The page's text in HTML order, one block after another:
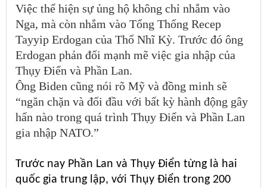
Việc thể hiện sự ủng hộ không chỉ nhắm vào
Nga, mà còn nhắm vào Tổng Thống Recep
Tayyip Erdogan của Thổ Nhĩ Kỳ. Trước đó ông
Erdogan phản đối mạnh mẽ việc gia nhập của
Thụy Điển và Phần Lan.
Ông Biden cũng nói rõ Mỹ và đồng minh sẽ
“ngăn chặn và đối đầu với bất kỳ hành động gây
hấn nào trong quá trình Thụy Điển và Phần Lan
gia nhập NATO.”
Trước nay Phần Lan và Thụy Điển từng là hai
quốc gia trung lập, với Thụy Điển trong 200